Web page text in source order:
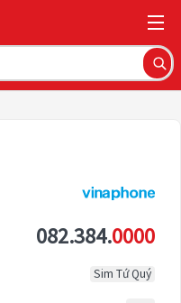
082.384.0000
Sim Tứ Quý